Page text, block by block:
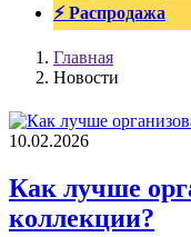
⚡ Распродажа
Главная
Новости
10.02.2026
Как лучше
коллекции?